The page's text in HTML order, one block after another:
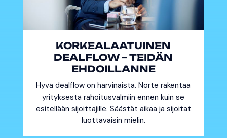
KORKEALAATUINEN
DEALFLOW – TEIDÄN
EHDOILLANNE
Hyvä dealflow on harvinaista. Norte rakentaa
yrityksestä rahoitusvalmiin ennen kuin se
esitellään sijoittajille. Säästät aikaa ja sijoitat
luottavaisin mielin.